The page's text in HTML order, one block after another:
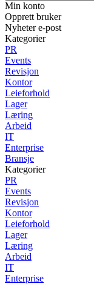
Min konto
Opprett bruker
Nyheter e-post
Kategorier
PR
Events
Revisjon
Kontor
Leieforhold
Lager
Læring
Arbeid
IT
Enterprise
Bransje
Kategorier
PR
Events
Revisjon
Kontor
Leieforhold
Lager
Læring
Arbeid
IT
Enterprise